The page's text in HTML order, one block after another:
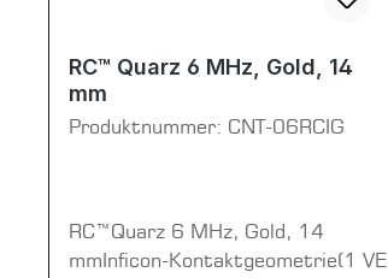
RC™ Quarz 6 MHz, Gold, 14
mm
Produktnummer: CNT-06RCIG
RC™Quarz 6 MHz, Gold, 14
mmInficon-Kontaktgeometrie(1 VE